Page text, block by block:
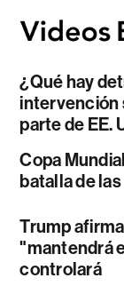
¿Qué hay
intervención
parte de EE.
Copa
batalla de
Trump
"mantendrá
controlará